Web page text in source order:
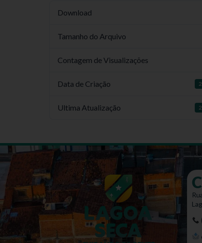
Download
Tamanho do Arquivo
Contagem de Visualizações
Data de Criação
Ultima Atualização